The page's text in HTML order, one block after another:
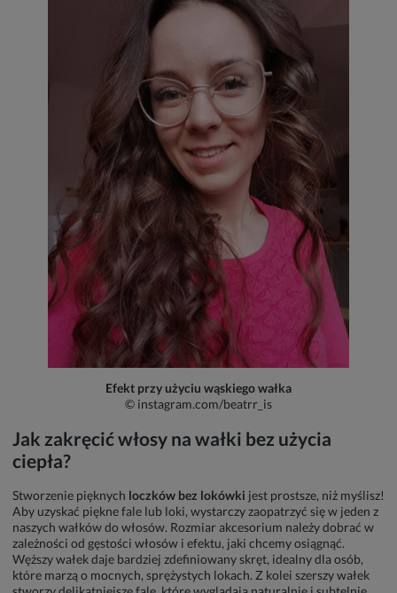
Efekt przy użyciu wąskiego wałka
© instagram.com/beatrr_is
Jak zakręcić włosy na wałki bez użycia
ciepła?
Stworzenie pięknych loczków bez lokówki jest prostsze, niż myślisz!
Aby uzyskać piękne fale lub loki, wystarczy zaopatrzyć się w jeden z
naszych wałków do włosów. Rozmiar akcesorium należy dobrać w
zależności od gęstości włosów i efektu, jaki chcemy osiągnąć.
Węższy wałek daje bardziej zdefiniowany skręt, idealny dla osób,
które marzą o mocnych, sprężystych lokach. Z kolei szerszy wałek